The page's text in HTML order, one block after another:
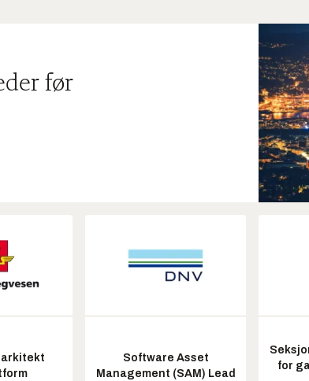
før
Software Asset
Management (SAM) Lead
for